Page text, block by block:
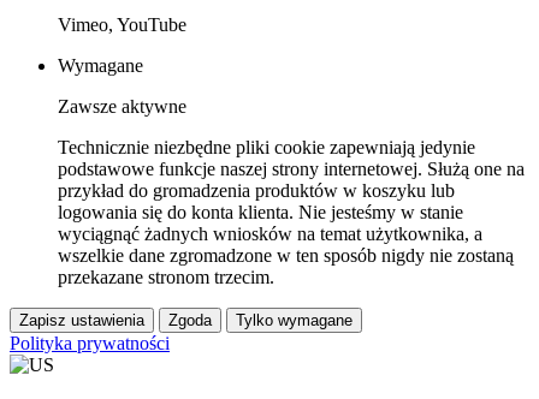
Vimeo, YouTube
Wymagane
Zawsze aktywne
Technicznie niezbędne pliki cookie zapewniają jedynie
podstawowe funkcje naszej strony internetowej. Służą one na
przykład do gromadzenia produktów w koszyku lub
logowania się do konta klienta. Nie jesteśmy w stanie
wyciągnąć żadnych wniosków na temat użytkownika, a
wszelkie dane zgromadzone w ten sposób nigdy nie zostaną
przekazane stronom trzecim.
Zapisz ustawienia Zgoda Tylko wymagane
Polityka prywatności